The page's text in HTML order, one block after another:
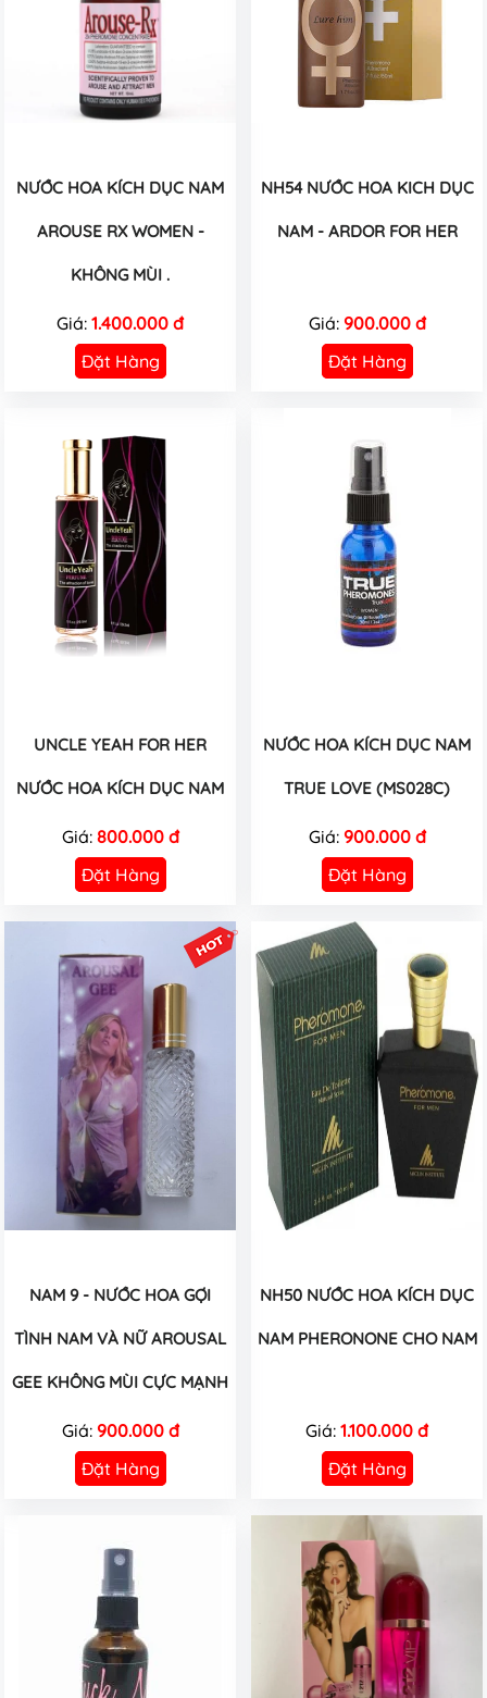
NƯỚC HOA KÍCH DỤC NAM
AROUSE RX WOMEN -
KHÔNG MÙI .
Giá: 1.400.000 đ
Đặt Hàng
NH54 NƯỚC HOA KICH DỤC
NAM - ARDOR FOR HER
Giá: 900.000 đ
Đặt Hàng
UNCLE YEAH FOR HER
NƯỚC HOA KÍCH DỤC NAM
Giá: 800.000 đ
Đặt Hàng
NƯỚC HOA KÍCH DỤC NAM
TRUE LOVE (MS028C)
Giá: 900.000 đ
Đặt Hàng
NAM 9 - NƯỚC HOA GỢI
TÌNH NAM VÀ NỮ AROUSAL
GEE KHÔNG MÙI CỰC MẠNH
Giá: 900.000 đ
Đặt Hàng
NH50 NƯỚC HOA KÍCH DỤC
NAM PHERONONE CHO NAM
Giá: 1.100.000 đ
Đặt Hàng